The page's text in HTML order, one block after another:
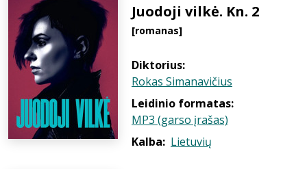
Juodoji vilkė. Kn. 2
[romanas]
Diktorius:
Rokas Simanavičius
Leidinio formatas:
MP3 (garso įrašas)
Kalba: Lietuvių